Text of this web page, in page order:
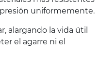
uniformemente.
alargando la vida útil
el agarre ni el